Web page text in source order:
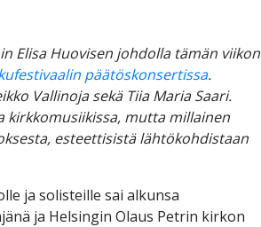
Elisa Huovisen johdolla tämän viikon
päätöskonsertissa.
Vallinoja sekä Tiia Maria Saari.
kirkkomusiikissa, mutta millainen
esteettisistä lähtökohdistaan
ja solisteille sai alkunsa
ja Helsingin Olaus Petrin kirkon